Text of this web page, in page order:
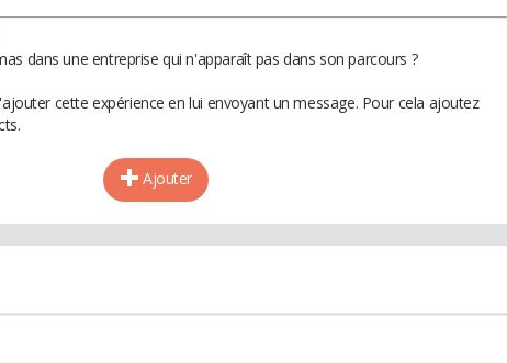
dans une entreprise qui n'apparaît pas dans son parcours ?
cette expérience en lui envoyant un message. Pour cela ajoutez
Ajouter